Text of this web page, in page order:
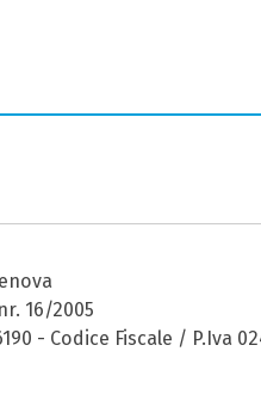
16/2005
- Codice Fiscale / P.Iva